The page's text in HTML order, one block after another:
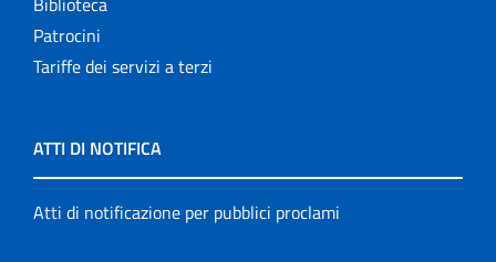
Patrocini
Tariffe dei servizi a terzi
ATTI DI NOTIFICA
Atti di notificazione per pubblici proclami